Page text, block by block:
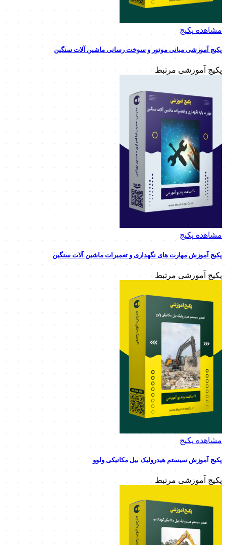
مشاهده پکیج
پکیج آموزشی مبانی موتور و سوخت رسانی ماشین آلات سنگین
پکیج آموزشی مرتبط
مشاهده پکیج
پکیج آموزش مهارت های نگهداری و تعمیرات ماشین آلات سنگین
پکیج آموزشی مرتبط
مشاهده پکیج
پکیج آموزش سیستم هیدرولیک بیل مکانیکی ولوو
پکیج آموزشی مرتبط